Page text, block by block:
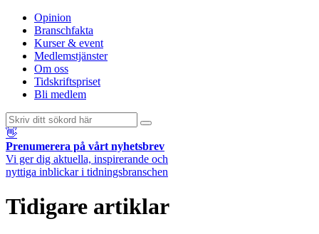
Opinion
Branschfakta
Kurser & event
Medlemstjänster
Om oss
Tidskriftspriset
Bli medlem
👋
Prenumerera på vårt nyhetsbrev
Vi ger dig aktuella, inspirerande och
nyttiga inblickar i tidningsbranschen
Tidigare artiklar